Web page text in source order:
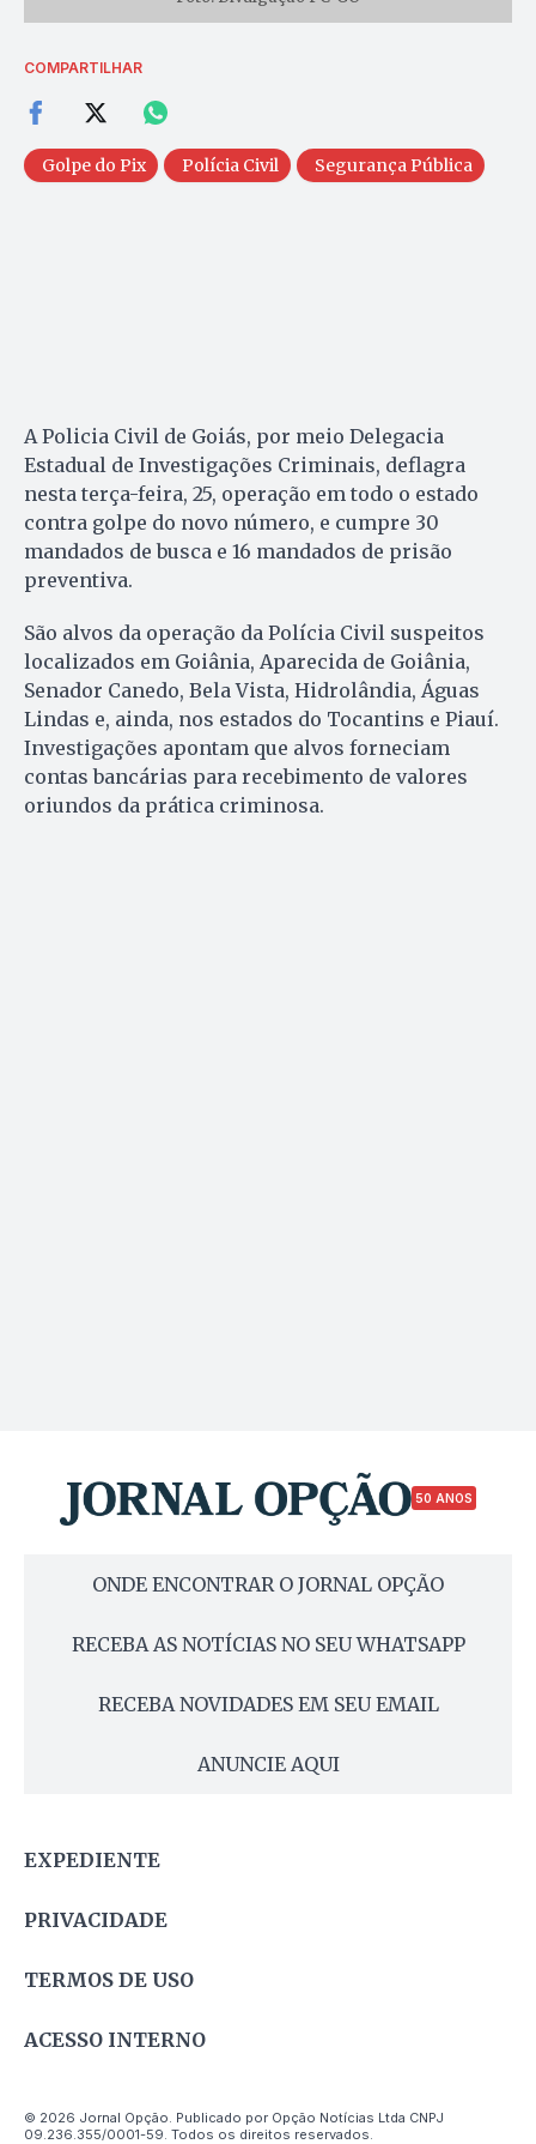
COMPARTILHAR
Golpe do Pix Polícia Civil Segurança Pública
A Policia Civil de Goiás, por meio Delegacia
Estadual de Investigações Criminais, deflagra
nesta terça-feira, 25, operação em todo o estado
contra golpe do novo número, e cumpre 30
mandados de busca e 16 mandados de prisão
preventiva.
São alvos da operação da Polícia Civil suspeitos
localizados em Goiânia, Aparecida de Goiânia,
Senador Canedo, Bela Vista, Hidrolândia, Águas
Lindas e, ainda, nos estados do Tocantins e Piauí.
Investigações apontam que alvos forneciam
contas bancárias para recebimento de valores
oriundos da prática criminosa.
50 ANOS
ONDE ENCONTRAR O JORNAL OPÇÃO
RECEBA AS NOTÍCIAS NO SEU WHATSAPP
RECEBA NOVIDADES EM SEU EMAIL
ANUNCIE AQUI
EXPEDIENTE
PRIVACIDADE
TERMOS DE USO
ACESSO INTERNO
© 2026 Jornal Opção. Publicado por Opção Notícias Ltda CNPJ
09.236.355/0001-59. Todos os direitos reservados.